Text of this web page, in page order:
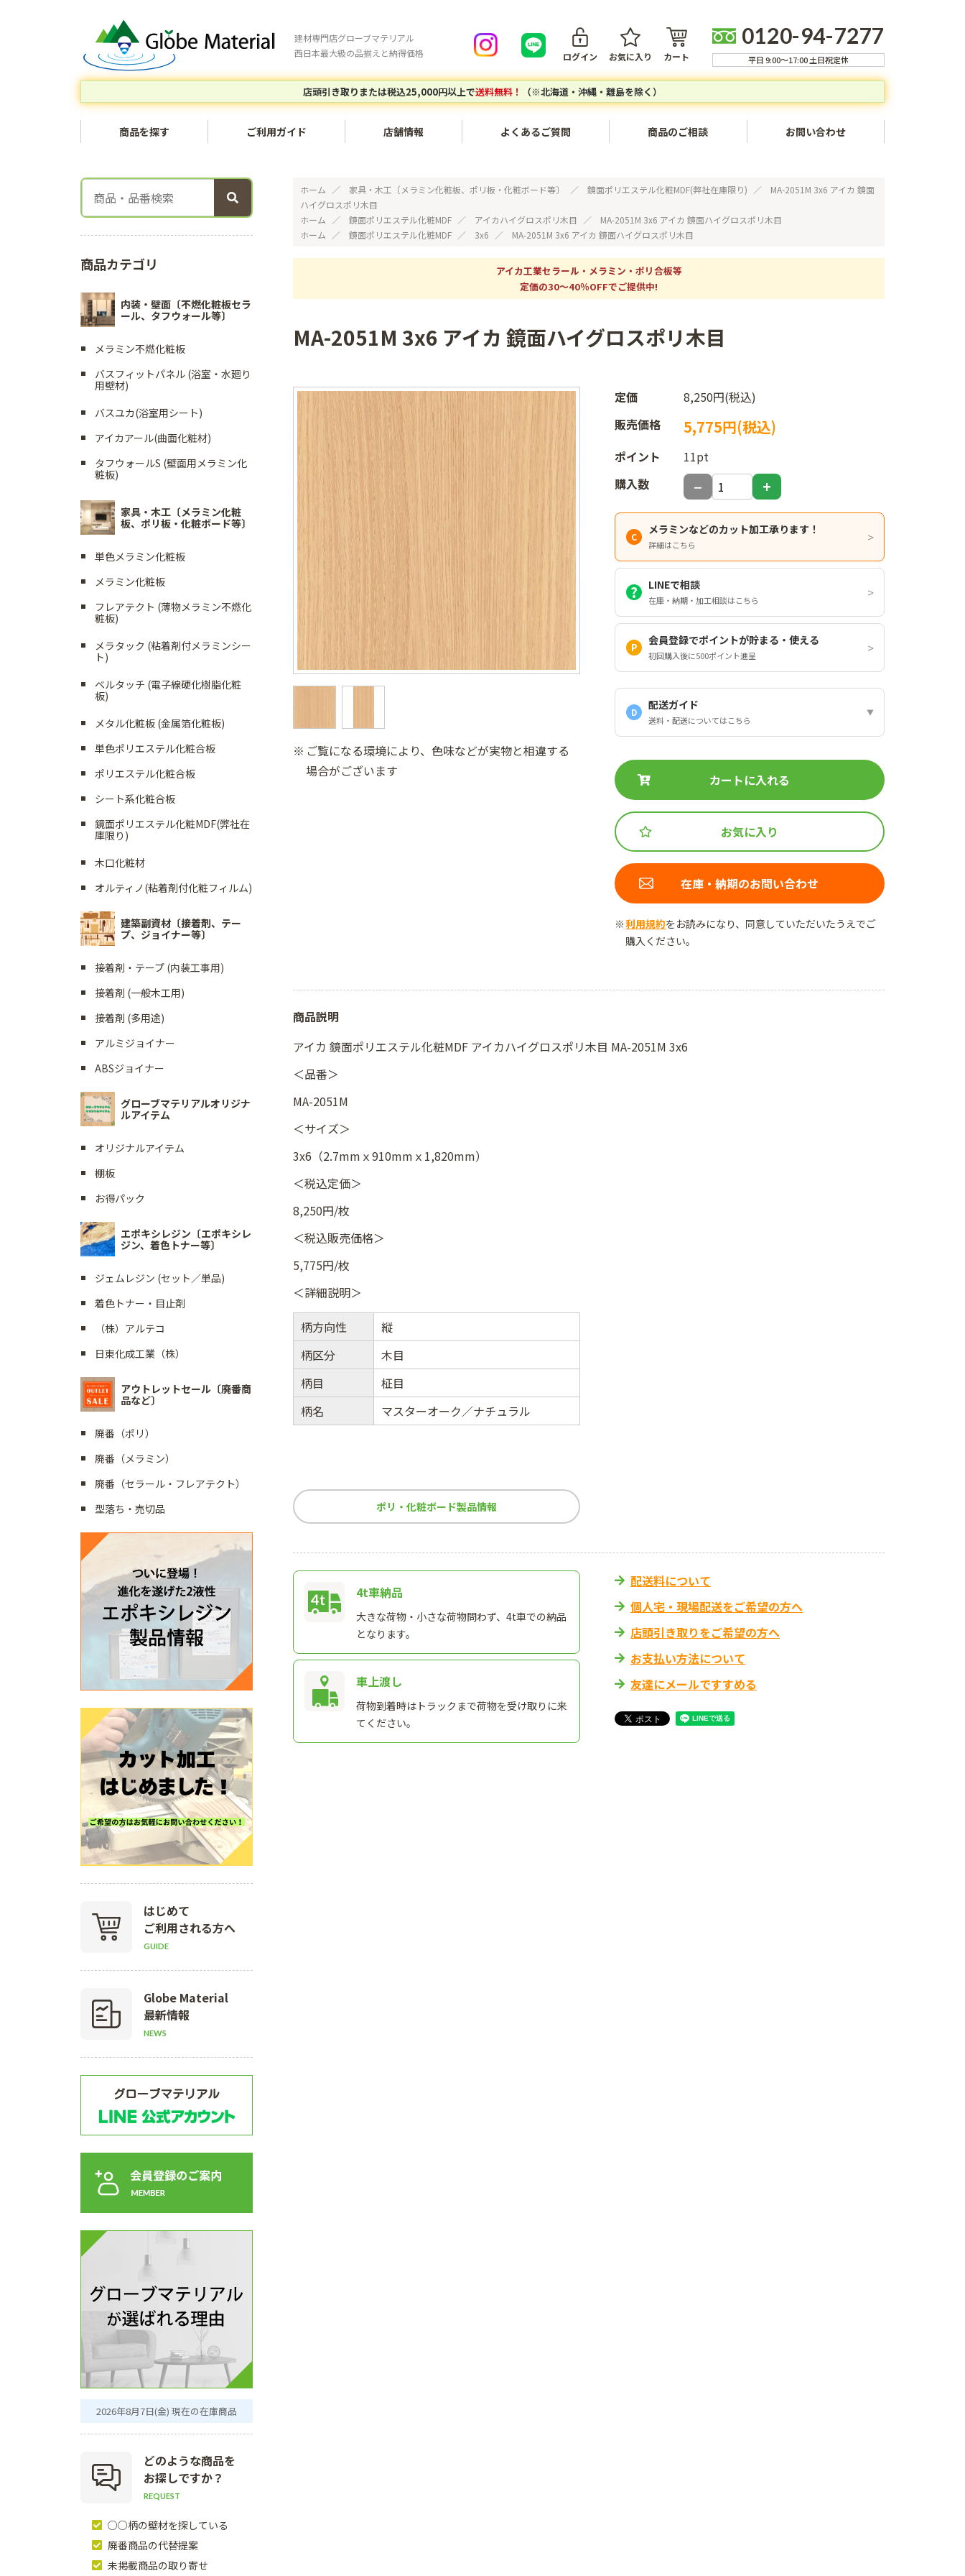
建材専門店グローブマテリアル
西日本最大級の品揃えと納得価格
ログイン お気に入り カート
0120-94-7277
平日 9:00～17:00 土日祝定休
店頭引き取りまたは税込25,000円以上で送料無料！ （※北海道・沖縄・離島を除く）
商品を探す
内装・壁面〔不燃化粧板セラ
ール、タフウォール等〕
家具・木工〔メラミン化粧
建築副資材〔接着剤、テー
グローブマテリアルオリジナ
アウトレットセール〔廃番商
ご利用ガイド
会員登録について
ご注文キャンセルについて
ご注文の流れ
対応エリア
配送について
個人宅・現場配送について
配送料について
店頭引き取りについて
返品について
店舗情報 よくあるご質問 商品のご相談 お問い合わせ
ホーム 家具・木工〔メラミン化粧板、ポリ板・化粧ボード等〕 鏡面ポリエステル化粧MDF(弊社在庫限り)
MA-2051M 3x6 アイカ 鏡面
ハイグロスポリ木目
ホーム
鏡面ポリエステル化粧MDF アイカハイグロスポリ木目
MA-2051M 3x6 アイカ 鏡面ハイグロスポリ木目
ホーム
鏡面ポリエステル化粧MDF 3x6 MA-2051M 3x6 アイカ 鏡面ハイグロスポリ木目
アイカ工業セラール・メラミン・ポリ合板等
定価の30～40％OFFでご提供中!
MA-2051M 3x6 アイカ 鏡面ハイグロスポリ木目
ご覧になる環境により、色味などが実物と相違する
場合がございます
定価
8,250円(税込)
販売価格
5,775円(税込)
ポイント
11pt
購入数
メラミンなどのカット加工承ります！
詳細はこちら
LINEで相談
在庫・納期・加工相談はこちら
会員登録でポイントが貯まる・使える
初回購入後に500ポイント進呈
D
配送ガイド
送料・配送についてはこちら
カートに入れる
お気に入り
在庫・納期のお問い合わせ
利用規約をお読みになり、同意していただいたうえでご
購入ください。
商品説明
アイカ 鏡面ポリエステル化粧MDF アイカハイグロスポリ木目 MA-2051M 3x6
＜品番＞
MA-2051M
＜サイズ＞
3x6（2.7mmｘ910mmｘ1,820mm）
＜税込定価＞
8,250円/枚
＜税込販売価格＞
5,775円/枚
＜詳細説明＞
柄方向性
縦
柄区分
木目
柄目
柾目
柄名
マスターオーク／ナチュラル
ポリ・化粧ボード製品情報
4t車納品
大きな荷物・小さな荷物問わず、4t車での納品
となります。
車上渡し
荷物到着時はトラックまで荷物を受け取りに来
てください。
配送料について
個人宅・現場配送をご希望の方へ
店頭引き取りをご希望の方へ
お支払い方法について
友達にメールですすめる
商品カテゴリ
内装・壁面〔不燃化粧板セラ
ール、タフウォール等〕
メラミン不燃化粧板
バスフィットパネル (浴室・水廻り
用壁材)
バスユカ(浴室用シート)
アイカアール(曲面化粧材)
タフウォールS (壁面用メラミン化
粧板)
家具・木工〔メラミン化粧
板、ポリ板・化粧ボード等〕
単色メラミン化粧板
メラミン化粧板
フレアテクト (薄物メラミン不燃化
粧板)
メラタック (粘着剤付メラミンシー
ト)
ベルタッチ (電子線硬化樹脂化粧
板)
メタル化粧板 (金属箔化粧板)
単色ポリエステル化粧合板
ポリエステル化粧合板
シート系化粧合板
鏡面ポリエステル化粧MDF(弊社在
庫限り)
木口化粧材
オルティノ(粘着剤付化粧フィルム)
建築副資材〔接着剤、テー
プ、ジョイナー等〕
接着剤・テープ (内装工事用)
接着剤 (一般木工用)
接着剤 (多用途)
アルミジョイナー
ABSジョイナー
グローブマテリアルオリジナ
ルアイテム
オリジナルアイテム
棚板
お得パック
エポキシレジン〔エポキシレ
ジン、着色トナー等〕
ジェムレジン (セット／単品)
着色トナー・目止剤
（株）アルテコ
日東化成工業（株）
アウトレットセール〔廃番商
品など〕
廃番（ポリ）
廃番（メラミン）
廃番（セラール・フレアテクト）
型落ち・売切品
はじめて
ご利用される方へ
GUIDE
Globe Material
最新情報
NEWS
2026年8月7日(金) 現在の在庫商品
どのような商品を
お探しですか？
REQUEST
○○柄の壁材を探している
廃番商品の代替提案
未掲載商品の取り寄せ